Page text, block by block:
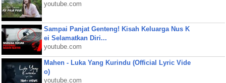
youtube.com
Sampai Panjat Genteng! Kisah Keluarga Nus K
ei Selamatkan Diri...
youtube.com
Mahen - Luka Yang Kurindu (Official Lyric Vide
o)
youtube.com